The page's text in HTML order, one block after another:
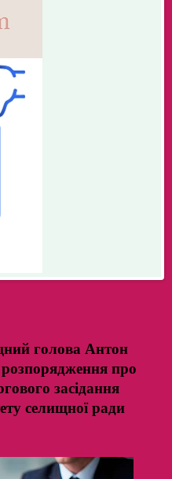
голова Антон
про
засідання
селищної ради